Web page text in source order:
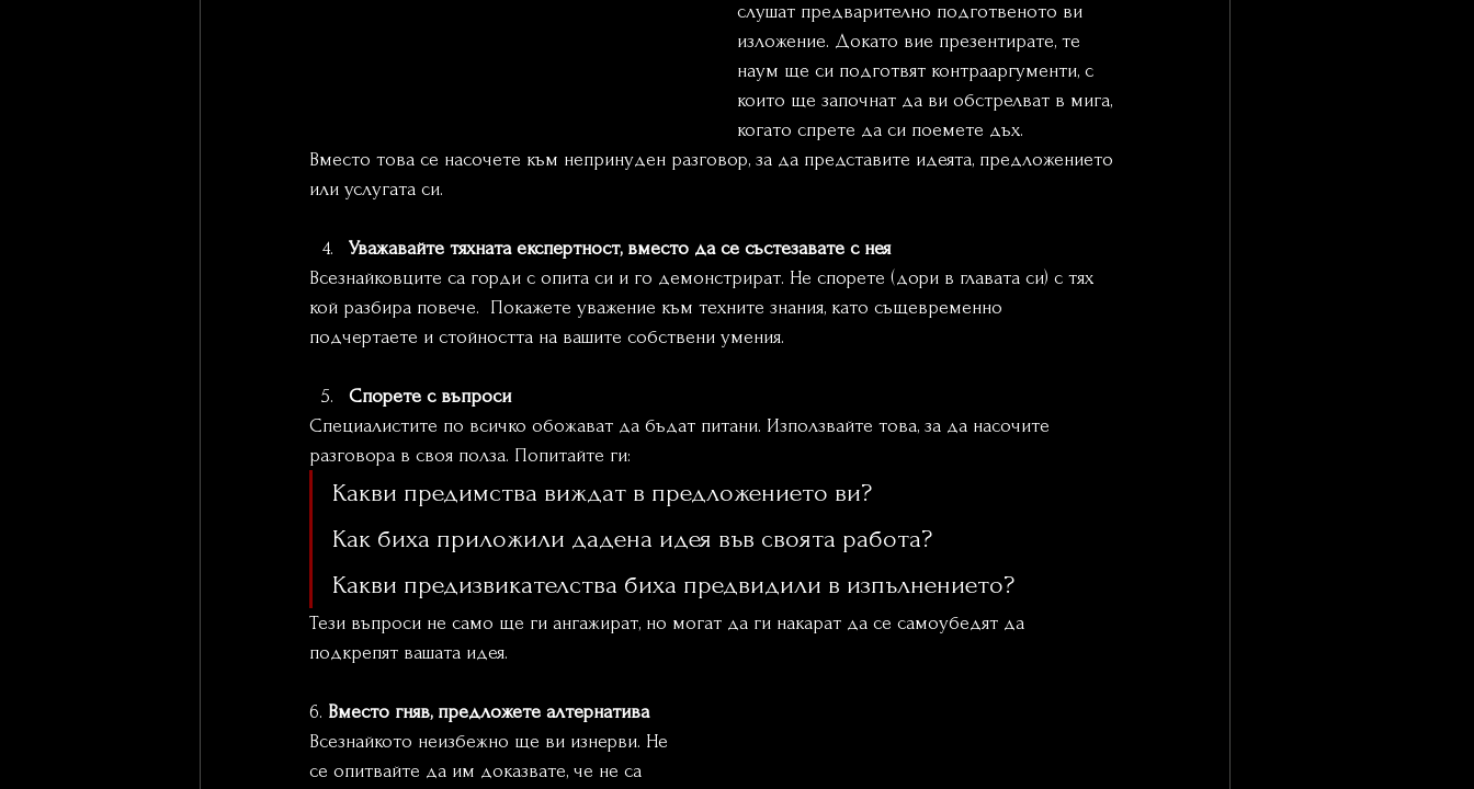
слушат предварително подготвеното ви
изложение. Докато вие презентирате, те
наум ще си подготвят контрааргументи, с
които ще започнат да ви обстрелват в мига,
когато спрете да си поемете дъх.
Вместо това се насочете към непринуден разговор, за да представите идеята, предложението
или услугата си.
Уважавайте тяхната експертност, вместо да се състезавате с нея
Всезнайковците са горди с опита си и го демонстрират. Не спорете (дори в главата си) с тях
кой разбира повече.  Покажете уважение към техните знания, като същевременно
подчертаете и стойността на вашите собствени умения.
Спорете с въпроси
Специалистите по всичко обожават да бъдат питани. Използвайте това, за да насочите
разговора в своя полза. Попитайте ги:
Какви предимства виждат в предложението ви?
Как биха приложили дадена идея във своята работа?
Какви предизвикателства биха предвидили в изпълнението?
Тези въпроси не само ще ги ангажират, но могат да ги накарат да се самоубедят да
подкрепят вашата идея.
6. Вместо гняв, предложете алтернатива
Всезнайкото неизбежно ще ви изнерви. Не
се опитвайте да им доказвате, че не са